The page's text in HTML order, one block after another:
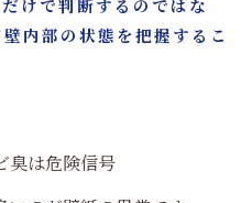
けで判断するのではな
内部の状態を把握するこ
臭は危険信号